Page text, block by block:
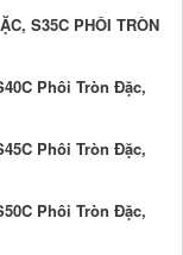
S35C PHÔI TRÒN
Phôi Tròn Đặc,
Phôi Tròn Đặc,
Phôi Tròn Đặc,